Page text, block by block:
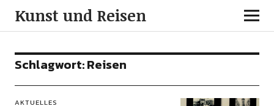
Kunst und Reisen
Schlagwort:Reisen
AKTUELLES